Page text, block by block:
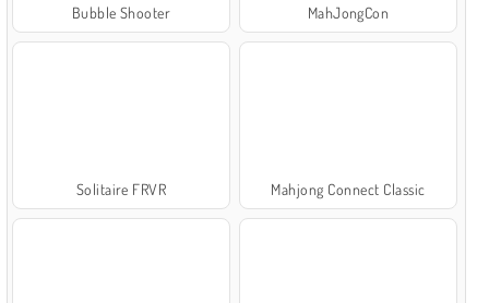
Bubble Shooter MahJongCon
Solitaire FRVR Mahjong Connect Classic